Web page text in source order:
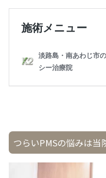
つらいPMSの悩みは当